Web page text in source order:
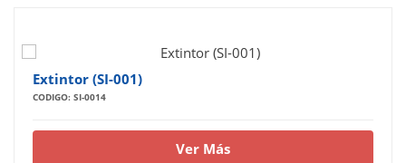
Extintor (SI-001)
CODIGO: SI-0014
Ver Más